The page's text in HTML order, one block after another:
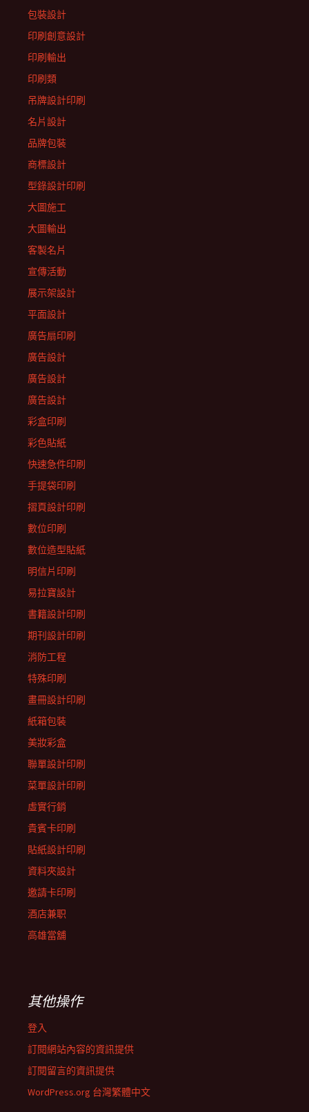
包裝設計
印刷創意設計
印刷輸出
印刷類
吊牌設計印刷
名片設計
品牌包裝
商標設計
型錄設計印刷
大圖施工
大圖輸出
客製名片
宣傳活動
展示架設計
平面設計
廣告扇印刷
廣告設計
廣告設計
廣告設計
彩盒印刷
彩色貼紙
快速急件印刷
手提袋印刷
摺頁設計印刷
數位印刷
數位造型貼紙
明信片印刷
易拉寶設計
書籍設計印刷
期刊設計印刷
消防工程
特殊印刷
畫冊設計印刷
紙箱包裝
美妝彩盒
聯單設計印刷
菜單設計印刷
虛實行銷
貴賓卡印刷
貼紙設計印刷
資料夾設計
邀請卡印刷
酒店兼职
高雄當舖
其他操作
登入
訂閱網站內容的資訊提供
訂閱留言的資訊提供
WordPress.org 台灣繁體中文